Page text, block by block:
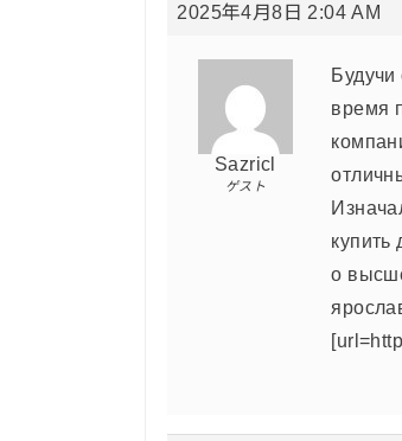
2025年4月8日 2:04 AM
Sazricl
ゲスト
время
о